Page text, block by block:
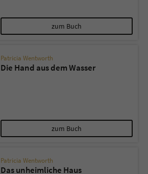
zum Buch
Patricia Wentworth
Die Hand aus dem Wasser
zum Buch
Patricia Wentworth
Das unheimliche Haus